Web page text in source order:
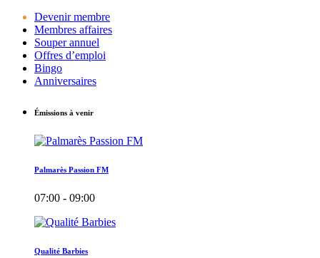
Devenir membre
Membres affaires
Souper annuel
Offres d’emploi
Bingo
Anniversaires
Émissions à venir
Palmarès Passion FM
07:00 - 09:00
Qualité Barbies